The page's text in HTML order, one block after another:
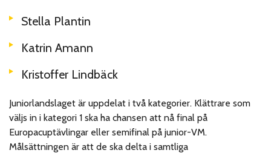
Stella Plantin
Katrin Amann
Kristoffer Lindbäck
Juniorlandslaget är uppdelat i två kategorier. Klättrare som
väljs in i kategori 1 ska ha chansen att nå final på
Europacuptävlingar eller semifinal på junior-VM.
Målsättningen är att de ska delta i samtliga